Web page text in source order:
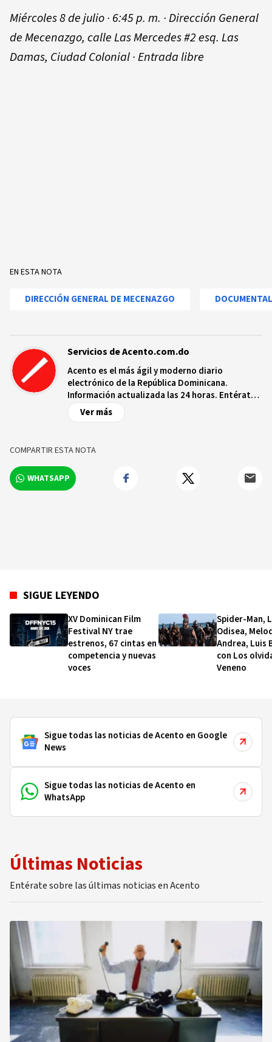
Miércoles 8 de julio · 6:45 p. m. · Dirección General
de Mecenazgo, calle Las Mercedes #2 esq. Las
Damas, Ciudad Colonial · Entrada libre
EN ESTA NOTA
DIRECCIÓN GENERAL DE MECENAZGO DOCUMENTAL
Servicios de Acento.com.do
Acento es el más ágil y moderno diario
electrónico de la República Dominicana.
Información actualizada las 24 horas. Entérate
de las noticias y sucesos más importantes a
nivel nacional e internacional, videos y fotos
Ver más
COMPARTIR ESTA NOTA
WHATSAPP
SIGUE LEYENDO
XV Dominican Film
Festival NY trae
estrenos, 67 cintas en
competencia y nuevas
voces
Spider-Man,
Odisea,
Andrea, Luis
con Los
Veneno
Sigue todas las noticias de Acento en Google
News
Sigue todas las noticias de Acento en
WhatsApp